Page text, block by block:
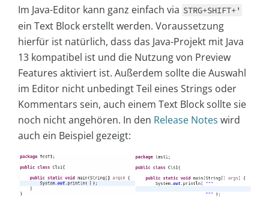
Im Java-Editor kann ganz einfach via STRG+SHIFT+'
ein Text Block erstellt werden. Voraussetzung
hierfür ist natürlich, dass das Java-Projekt mit Java
13 kompatibel ist und die Nutzung von Preview
Features aktiviert ist. Außerdem sollte die Auswahl
im Editor nicht unbedingt Teil eines Strings oder
Kommentars sein, auch einem Text Block sollte sie
noch nicht angehören. In den Release Notes wird
auch ein Beispiel gezeigt: